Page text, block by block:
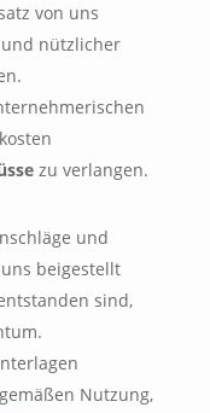
von uns
nützlicher
zu verlangen.
und
beigestellt
sind,
Nutzung,